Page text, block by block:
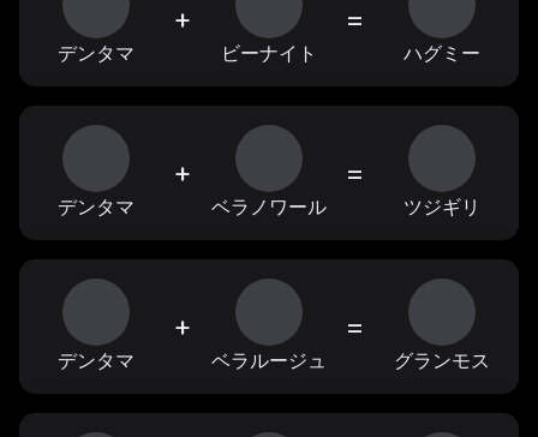
デンタマ
+
ビーナイト
=
ハグミー
デンタマ
+
ベラノワール
=
ツジギリ
デンタマ
+
ベラルージュ
=
グランモス